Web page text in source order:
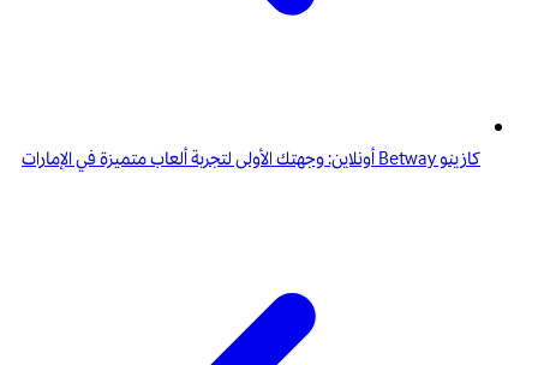
كازينو Betway أونلاين: وجهتك الأولى لتجربة ألعاب متميزة في الإمارات